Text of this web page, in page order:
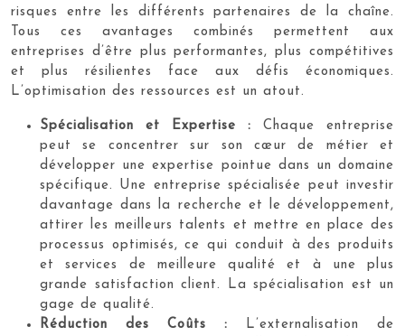
risques entre les différents partenaires de la chaîne.
Tous ces avantages combinés permettent aux
entreprises d’être plus performantes, plus compétitives
et plus résilientes face aux défis économiques.
L’optimisation des ressources est un atout.
Spécialisation et Expertise : Chaque entreprise
peut se concentrer sur son cœur de métier et
développer une expertise pointue dans un domaine
spécifique. Une entreprise spécialisée peut investir
davantage dans la recherche et le développement,
attirer les meilleurs talents et mettre en place des
processus optimisés, ce qui conduit à des produits
et services de meilleure qualité et à une plus
grande satisfaction client. La spécialisation est un
gage de qualité.
Réduction des Coûts : L’externalisation de